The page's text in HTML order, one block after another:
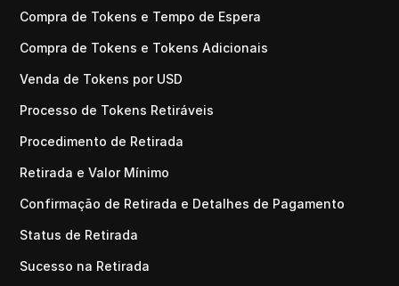
Compra de Tokens e Tempo de Espera
Compra de Tokens e Tokens Adicionais
Venda de Tokens por USD
Processo de Tokens Retiráveis
Procedimento de Retirada
Retirada e Valor Mínimo
Confirmação de Retirada e Detalhes de Pagamento
Status de Retirada
Sucesso na Retirada